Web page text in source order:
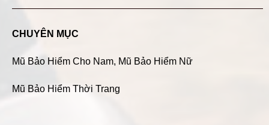
CHUYÊN MỤC
Mũ Bảo Hiểm Cho Nam, Mũ Bảo Hiểm Nữ
Mũ Bảo Hiểm Thời Trang